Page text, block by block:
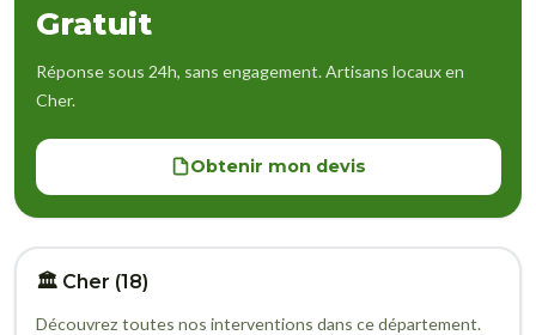
Gratuit
Réponse sous 24h, sans engagement. Artisans locaux en
Cher.
Obtenir mon devis
🏛️ Cher (18)
Découvrez toutes nos interventions dans ce département.